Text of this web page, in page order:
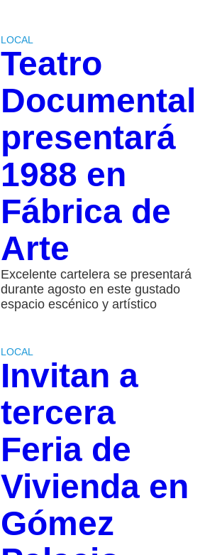
LOCAL
Teatro
Documental
presentará
1988 en
Fábrica de
Arte
Excelente cartelera se presentará
durante agosto en este gustado
espacio escénico y artístico
LOCAL
Invitan a
tercera
Feria de
Vivienda en
Gómez